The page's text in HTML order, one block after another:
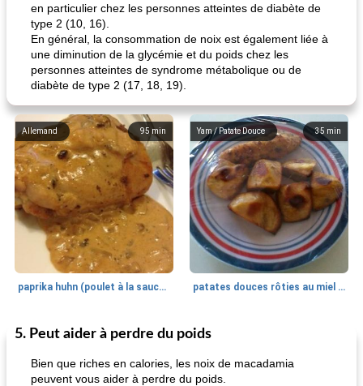
en particulier chez les personnes atteintes de diabète de
type 2 (10, 16).
En général, la consommation de noix est également liée à
une diminution de la glycémie et du poids chez les
personnes atteintes de syndrome métabolique ou de
diabète de type 2 (17, 18, 19).
95 min
Allemand
paprika huhn (poulet à la sauce paprika).
35 min
Yam / Patate Douce
patates douces rôties au miel / kumara
25min
Petit déjeuner et brunch Viande et volaille
5. Peut aider à perdre du poids
Bien que riches en calories, les noix de macadamia
peuvent vous aider à perdre du poids.